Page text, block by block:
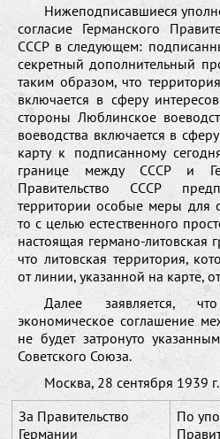
Нижеподписавшиеся
согласие Германского
СССР в следующем:
секретный дополнительный
таким образом, что
включается в сферу
стороны Люблинское
воеводства включается в
карту к подписанному
границе между СССР и
Правительство СССР
территории особые меры для
то с целью естественного
настоящая германо-литовская
что литовская территория,
от линии, указанной на карте,
Далее заявляется,
экономическое соглашение
не будет затронуто
Советского Союза.
Москва, 28 сентября 1939 г.
За Правительство
Германии
По